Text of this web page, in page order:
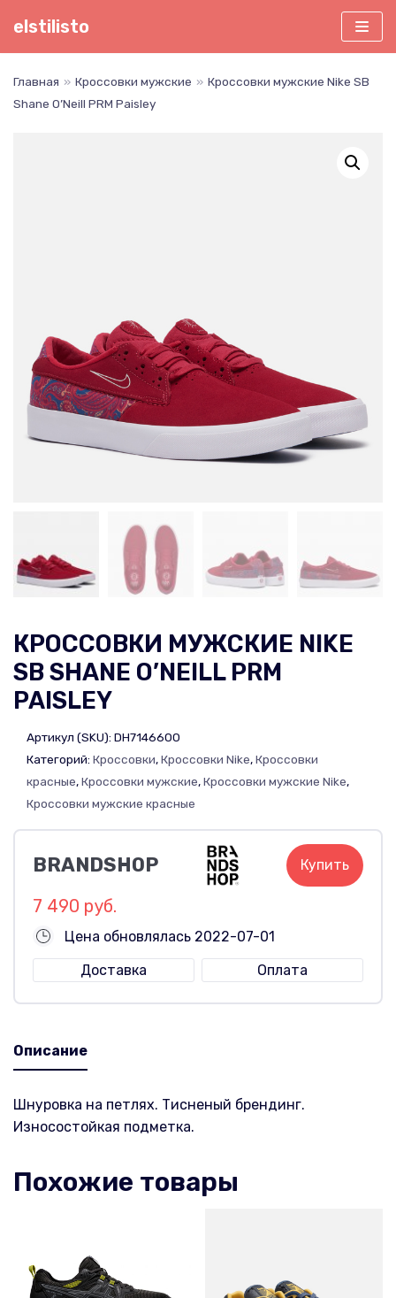
Перейти
elstilisto
Главная » Кроссовки мужские » Кроссовки мужские Nike SB
Shane O’Neill PRM Paisley
КРОССОВКИ МУЖСКИЕ NIKE
SB SHANE O’NEILL PRM
PAISLEY
Артикул (SKU): DH7146600
Категорий: Кроссовки,Кроссовки Nike,Кроссовки
красные,Кроссовки мужские,Кроссовки мужские Nike,
Кроссовки мужские красные
BRANDSHOP Купить
7 490 руб.
Цена обновлялась 2022-07-01
Доставка
Оплата
Описание
Шнуровка на петлях. Тисненый брендинг.
Износостойкая подметка.
Похожие товары